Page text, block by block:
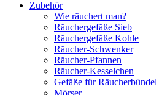
Zubehör
Wie räuchert man?
Räuchergefäße Sieb
Räuchergefäße Kohle
Räucher-Schwenker
Räucher-Pfannen
Räucher-Kesselchen
Gefäße für Räucherbündel
Mörser